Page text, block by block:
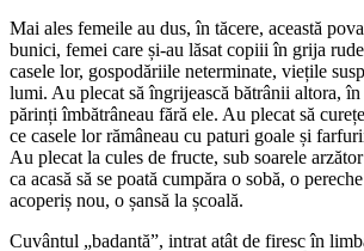
Mai ales femeile au dus, în tăcere, această
bunici, femei care și-au lăsat copiii în grija
casele lor, gospodăriile neterminate, viețile
lumi. Au plecat să îngrijească bătrânii altora,
părinți îmbătrâneau fără ele. Au plecat să
ce casele lor rămâneau cu paturi goale și
Au plecat la cules de fructe, sub soarele
ca acasă să se poată cumpăra o sobă, o
acoperiș nou, o șansă la școală.
Cuvântul „badantă”, intrat atât de firesc în